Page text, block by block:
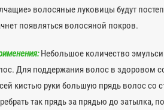
волосяные луковицы будут
появляться волосяной покров.
Небольшое количество
Для поддержания волос в здоровом
кистью руки большую прядь волос со
так прядь за прядью до затылка,